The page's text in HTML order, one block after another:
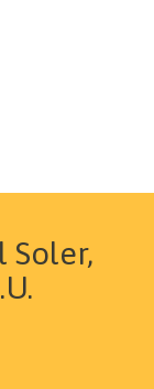
Soler,